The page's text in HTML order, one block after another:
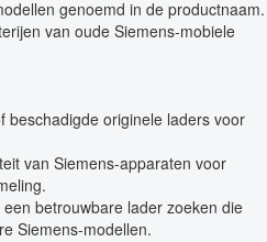
genoemd in de productnaam.
van oude Siemens-mobiele
beschadigde originele laders voor
van Siemens-apparaten voor
betrouwbare lader zoeken die
Siemens-modellen.